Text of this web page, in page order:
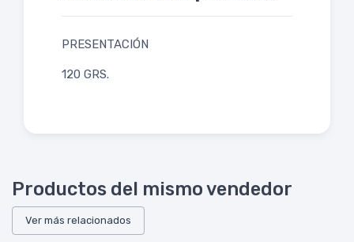
PRESENTACIÓN
120 GRS.
Productos del mismo vendedor
Ver más relacionados